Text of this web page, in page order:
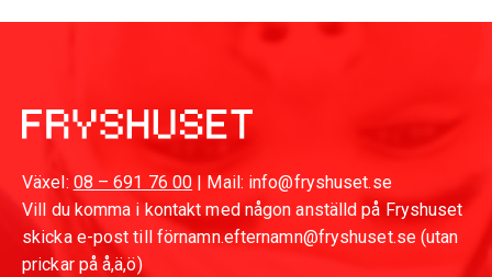
Växel: 08 – 691 76 00 | Mail: info@fryshuset.se
Vill du komma i kontakt med någon anställd på Fryshuset
skicka e-post till förnamn.efternamn@fryshuset.se (utan
prickar på å,ä,ö)